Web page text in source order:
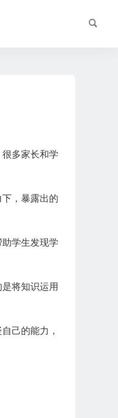
多家长和学
，暴露出的
学生发现学
将知识运用
己的能力，